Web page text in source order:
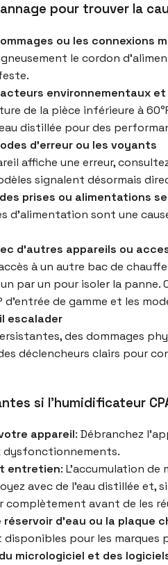
pour trouver la
ou les connexions
le cordon
environnementaux et
de la pièce inférieure à
distillée pour des
d’erreur ou les voyants
affiche une erreur,
signalent désormais
prises ou alimentations
d’alimentation sont une
d’autres appareils ou
à un autre bac de
par un pour isoler la panne.
d’entrée de gamme et les
escalader
des dommages
déclencheurs clairs pour
si l’humidificateur
appareil: Débranchez
dysfonctionnements.
entretien: L’accumulation
avec de l’eau distillée et,
complètement avant de les
réservoir d’eau ou la plaque
pour les marques
micrologiciel et des